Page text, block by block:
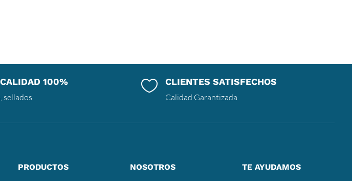
100%
sellados
 CLIENTES SATISFECHOS
Calidad Garantizada
PRODUCTOS NOSOTROS TE AYUDAMOS